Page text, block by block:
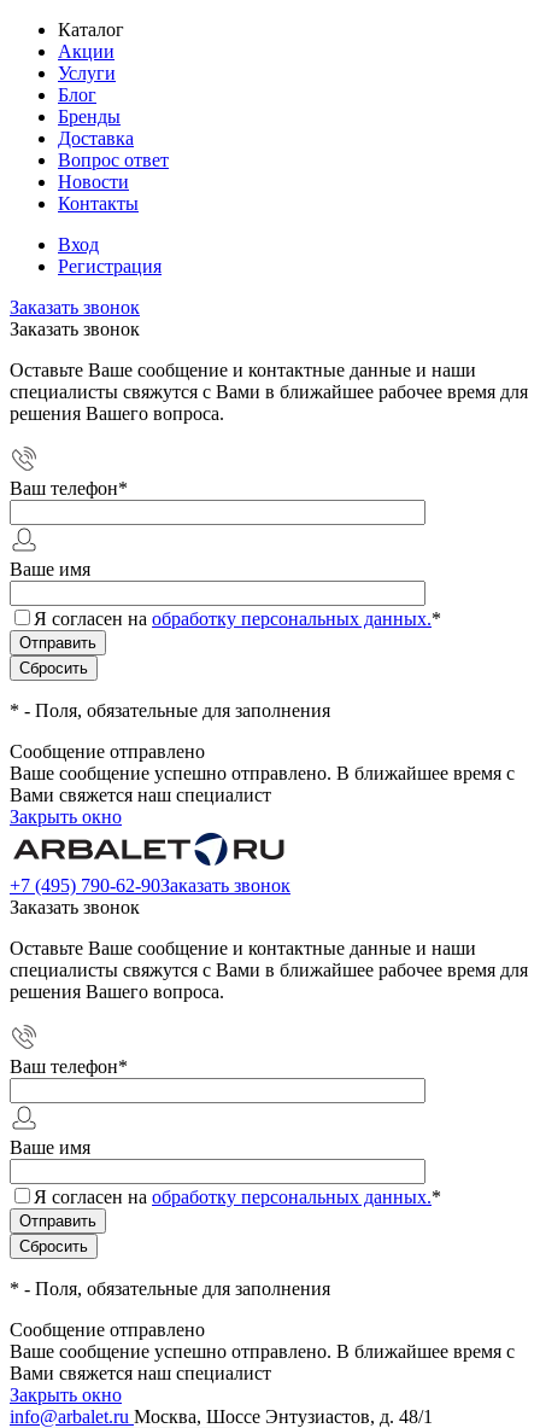
Каталог
Акции
Услуги
Блог
Бренды
Доставка
Вопрос ответ
Новости
Контакты
Вход
Регистрация
Заказать звонок
Заказать звонок
Оставьте Ваше сообщение и контактные данные и наши
специалисты свяжутся с Вами в ближайшее рабочее время для
решения Вашего вопроса.
Ваш телефон*
Ваше имя
Я согласен на обработку персональных данных.*
* - Поля, обязательные для заполнения
Сообщение отправлено
Ваше сообщение успешно отправлено. В ближайшее время с
Вами свяжется наш специалист
Закрыть окно
+7 (495) 790-62-90Заказать звонок
Заказать звонок
Оставьте Ваше сообщение и контактные данные и наши
специалисты свяжутся с Вами в ближайшее рабочее время для
решения Вашего вопроса.
Ваш телефон*
Ваше имя
Я согласен на обработку персональных данных.*
* - Поля, обязательные для заполнения
Сообщение отправлено
Ваше сообщение успешно отправлено. В ближайшее время с
Вами свяжется наш специалист
Закрыть окно
info@arbalet.ru Москва, Шоссе Энтузиастов, д. 48/1